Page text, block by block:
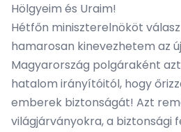
Hölgyeim és Uraim!
Hétfőn miniszterelnököt
hamarosan kinevezhetem az
Magyarország polgáraként
hatalom irányítóitól, hogy
emberek biztonságát! Azt
világjárványokra, a biztonsági